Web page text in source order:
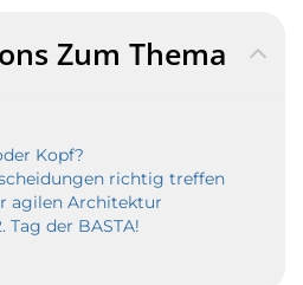
Zum Thema
Kopf?
richtig treffen
agilen Architektur
der BASTA!